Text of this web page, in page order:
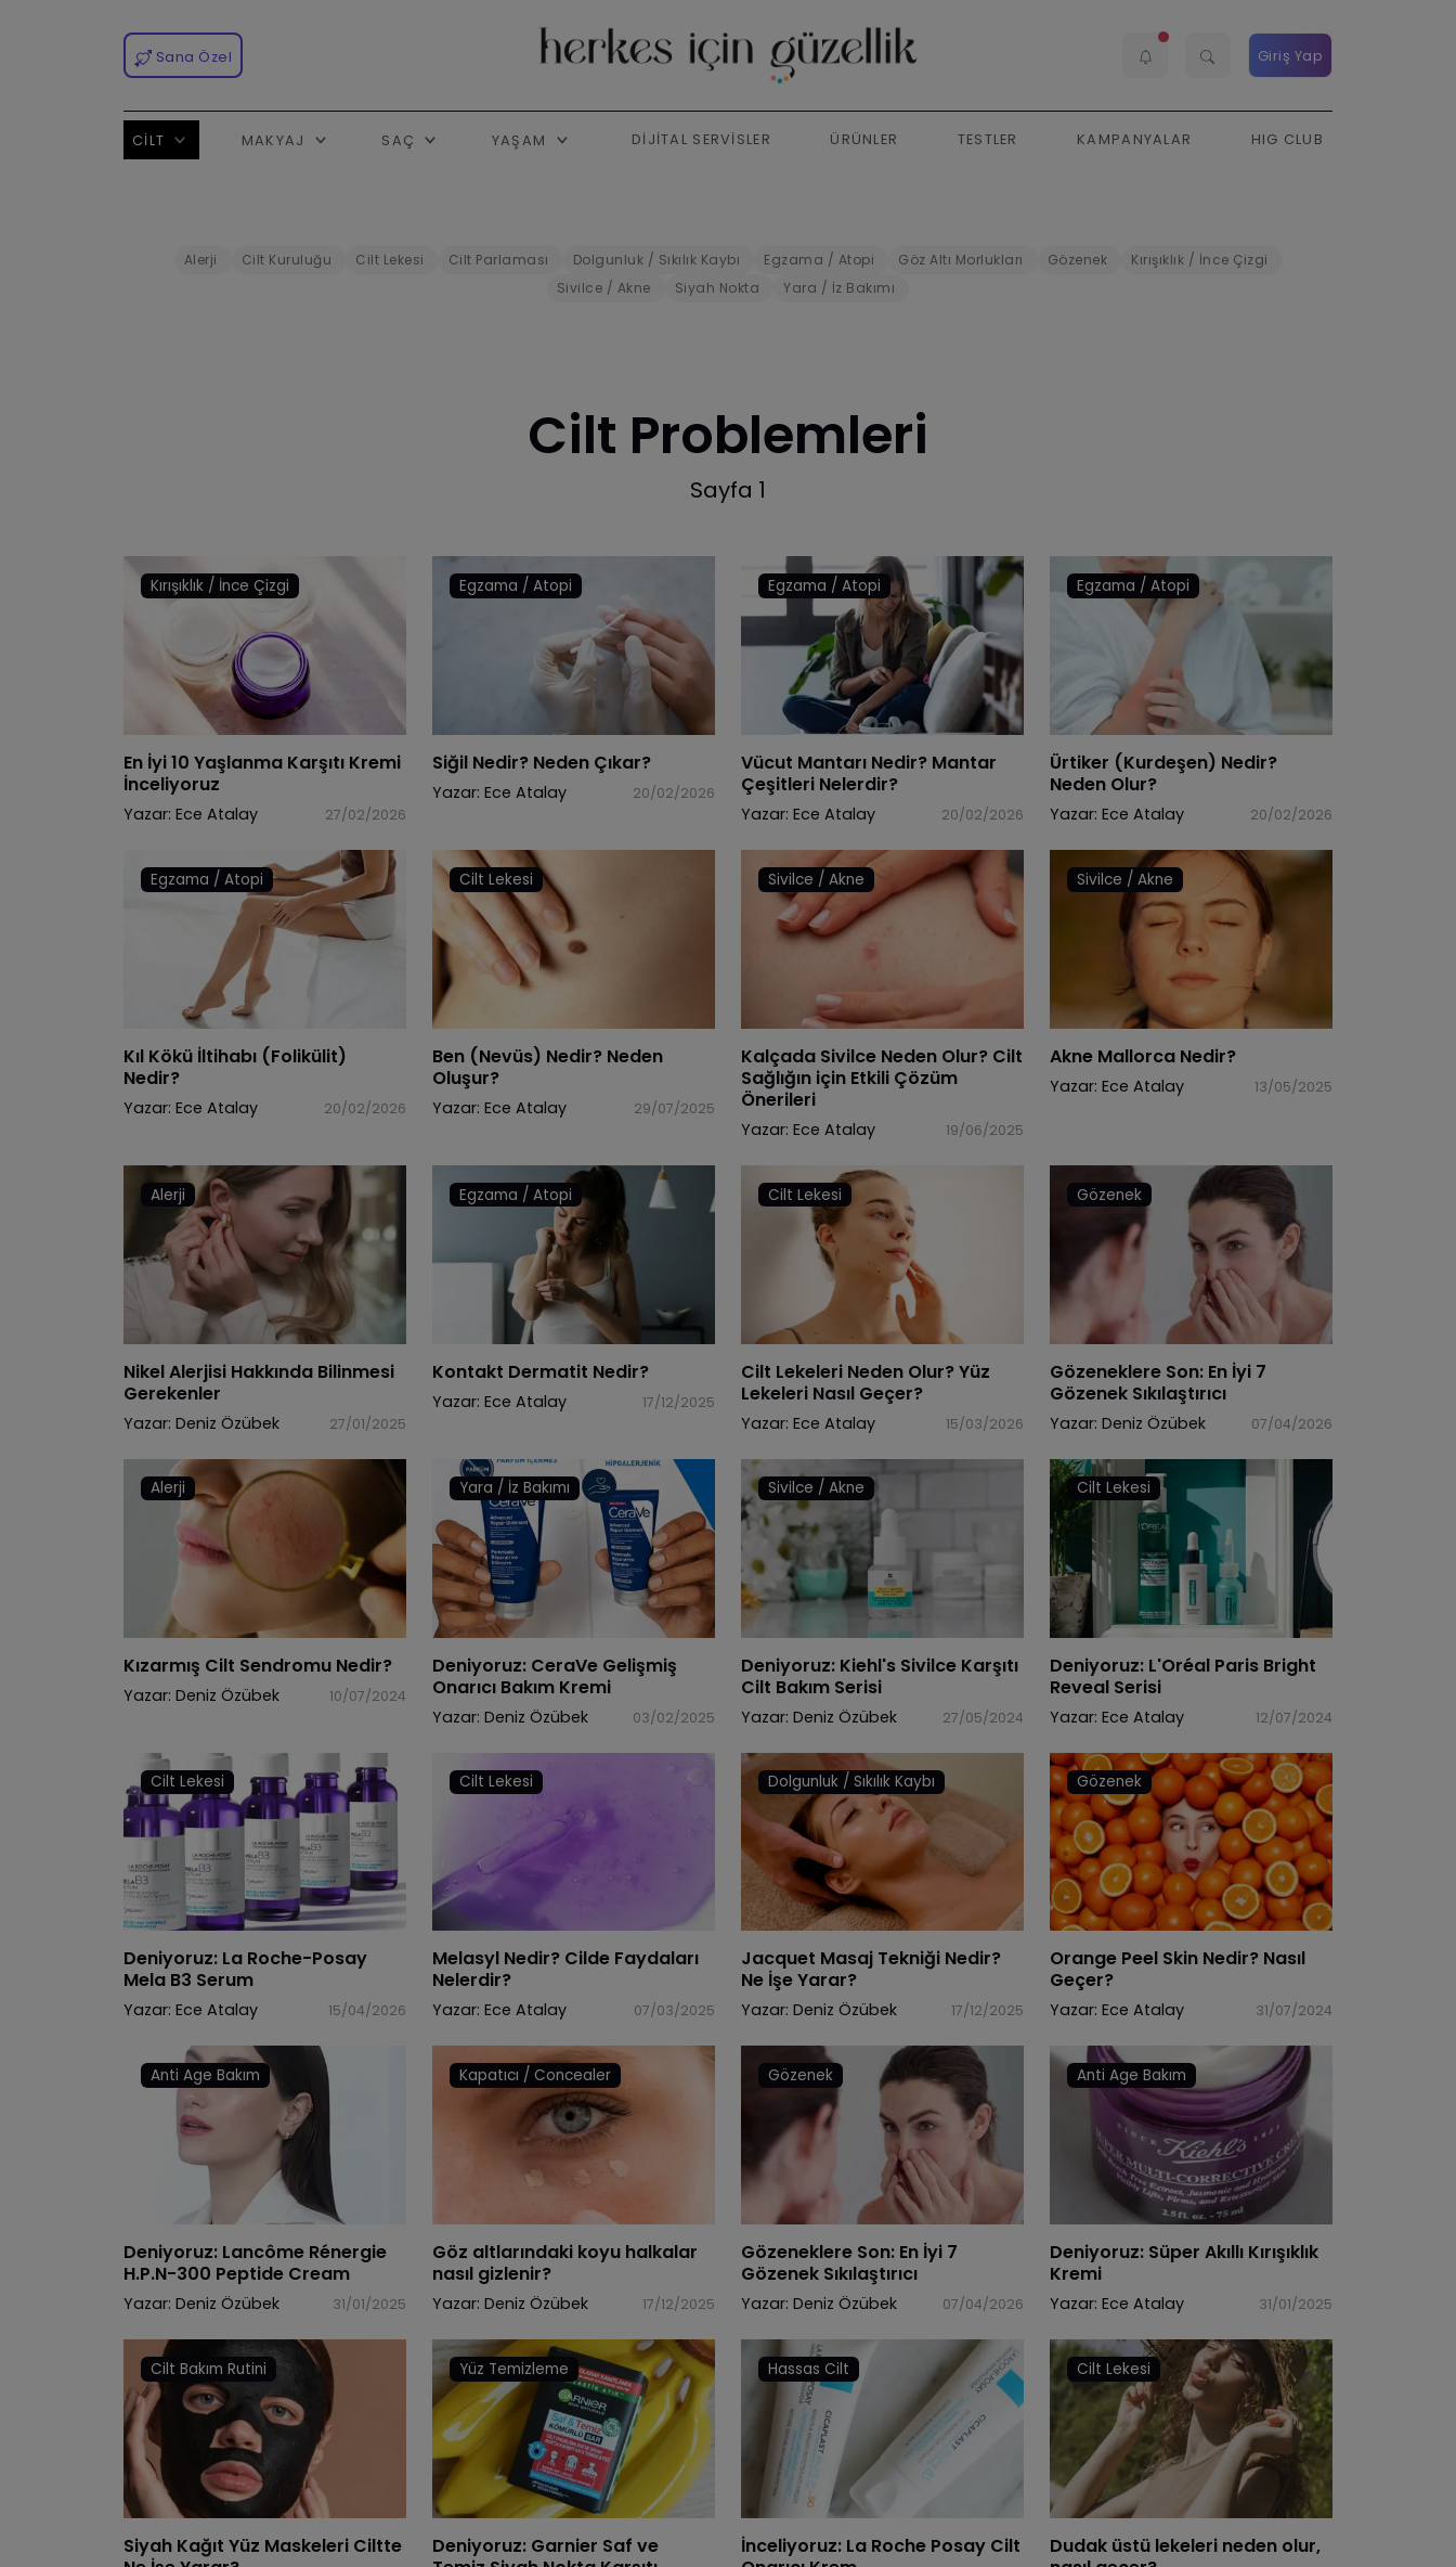
Sana Özel Giriş Yap
CILT MAKYAJ SAÇ YAŞAM DIJITAL SERVISLER ÜRÜNLER TESTLER KAMPANYALAR HIG CLUB
Alerji Cilt Kuruluğu Cilt Lekesi Cilt Parlaması Dolgunluk / Sıkılık Kaybı Egzama / Atopi Göz Altı Morlukları Gözenek
Kırışıklık / İnce Çizgi
Sivilce / Akne
Siyah Nokta Yara / İz Bakımı
Cilt Problemleri
Sayfa 1
Kırışıklık / İnce Çizgi
En İyi 10 Yaşlanma Karşıtı Kremi
İnceliyoruz
Yazar: Ece Atalay 27/02/2026
Egzama / Atopi
Siğil Nedir? Neden Çıkar?
Yazar: Ece Atalay 20/02/2026
Egzama / Atopi
Vücut Mantarı Nedir? Mantar
Çeşitleri Nelerdir?
Yazar: Ece Atalay 20/02/2026
Egzama / Atopi
Ürtiker (Kurdeşen) Nedir?
Neden Olur?
Yazar: Ece Atalay 20/02/2026
Egzama / Atopi
Kıl Kökü İltihabı (Folikülit)
Nedir?
Yazar: Ece Atalay 20/02/2026
Cilt Lekesi
Ben (Nevüs) Nedir? Neden
Oluşur?
Yazar: Ece Atalay 29/07/2025
Sivilce / Akne
Kalçada Sivilce Neden Olur? Cilt
Sağlığın için Etkili Çözüm
Önerileri
Yazar: Ece Atalay 19/06/2025
Sivilce / Akne
Akne Mallorca Nedir?
Yazar: Ece Atalay 13/05/2025
Alerji
Nikel Alerjisi Hakkında Bilinmesi
Gerekenler
Yazar: Deniz Özübek 27/01/2025
Egzama / Atopi
Kontakt Dermatit Nedir?
Yazar: Ece Atalay 17/12/2025
Cilt Lekesi
Cilt Lekeleri Neden Olur? Yüz
Lekeleri Nasıl Geçer?
Yazar: Ece Atalay 15/03/2026
Gözenek
Gözeneklere Son: En İyi 7
Gözenek Sıkılaştırıcı
Yazar: Deniz Özübek 07/04/2026
Alerji
Kızarmış Cilt Sendromu Nedir?
Yazar: Deniz Özübek 10/07/2024
Yara / İz Bakımı
Deniyoruz: CeraVe Gelişmiş
Onarıcı Bakım Kremi
Yazar: Deniz Özübek 03/02/2025
Sivilce / Akne
Deniyoruz: Kiehl's Sivilce Karşıtı
Cilt Bakım Serisi
Yazar: Deniz Özübek 27/05/2024
Cilt Lekesi
Deniyoruz: L'Oréal Paris Bright
Reveal Serisi
Yazar: Ece Atalay 12/07/2024
Cilt Lekesi
Deniyoruz: La Roche-Posay
Mela B3 Serum
Yazar: Ece Atalay 15/04/2026
Cilt Lekesi
Melasyl Nedir? Cilde Faydaları
Nelerdir?
Yazar: Ece Atalay 07/03/2025
Dolgunluk / Sıkılık Kaybı
Jacquet Masaj Tekniği Nedir?
Ne İşe Yarar?
Yazar: Deniz Özübek 17/12/2025
Gözenek
Orange Peel Skin Nedir? Nasıl
Geçer?
Yazar: Ece Atalay 31/07/2024
Anti Age Bakım
Deniyoruz: Lancôme Rénergie
H.P.N-300 Peptide Cream
Yazar: Deniz Özübek 31/01/2025
Kapatıcı / Concealer
Göz altlarındaki koyu halkalar
nasıl gizlenir?
Yazar: Deniz Özübek 17/12/2025
Gözenek
Gözeneklere Son: En İyi 7
Gözenek Sıkılaştırıcı
Yazar: Deniz Özübek 07/04/2026
Anti Age Bakım
Deniyoruz: Süper Akıllı Kırışıklık
Kremi
Yazar: Ece Atalay 31/01/2025
Cilt Bakım Rutini
Siyah Kağıt Yüz Maskeleri Ciltte
Yüz Temizleme
Deniyoruz: Garnier Saf ve
Hassas Cilt
İnceliyoruz: La Roche Posay Cilt
Cilt Lekesi
Dudak üstü lekeleri neden olur,